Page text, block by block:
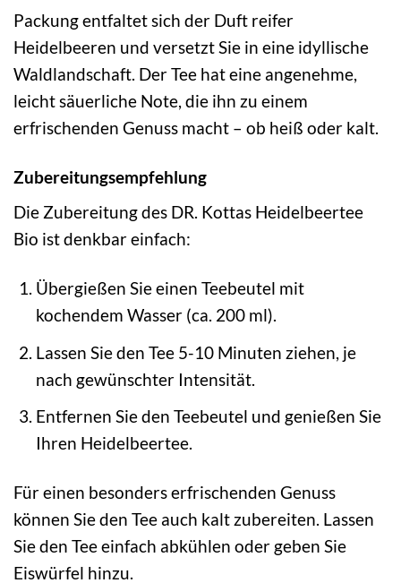
Packung entfaltet sich der Duft reifer
Heidelbeeren und versetzt Sie in eine idyllische
Waldlandschaft. Der Tee hat eine angenehme,
leicht säuerliche Note, die ihn zu einem
erfrischenden Genuss macht – ob heiß oder kalt.
Zubereitungsempfehlung
Die Zubereitung des DR. Kottas Heidelbeertee
Bio ist denkbar einfach:
Übergießen Sie einen Teebeutel mit
kochendem Wasser (ca. 200 ml).
Lassen Sie den Tee 5-10 Minuten ziehen, je
nach gewünschter Intensität.
Entfernen Sie den Teebeutel und genießen Sie
Ihren Heidelbeertee.
Für einen besonders erfrischenden Genuss
können Sie den Tee auch kalt zubereiten. Lassen
Sie den Tee einfach abkühlen oder geben Sie
Eiswürfel hinzu.